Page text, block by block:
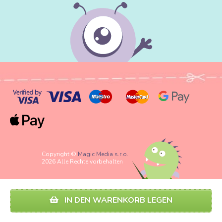
IN DEN WARENKORB LEGEN
Copyright © Magic Media s.r.o.
2026 Alle Rechte vorbehalten